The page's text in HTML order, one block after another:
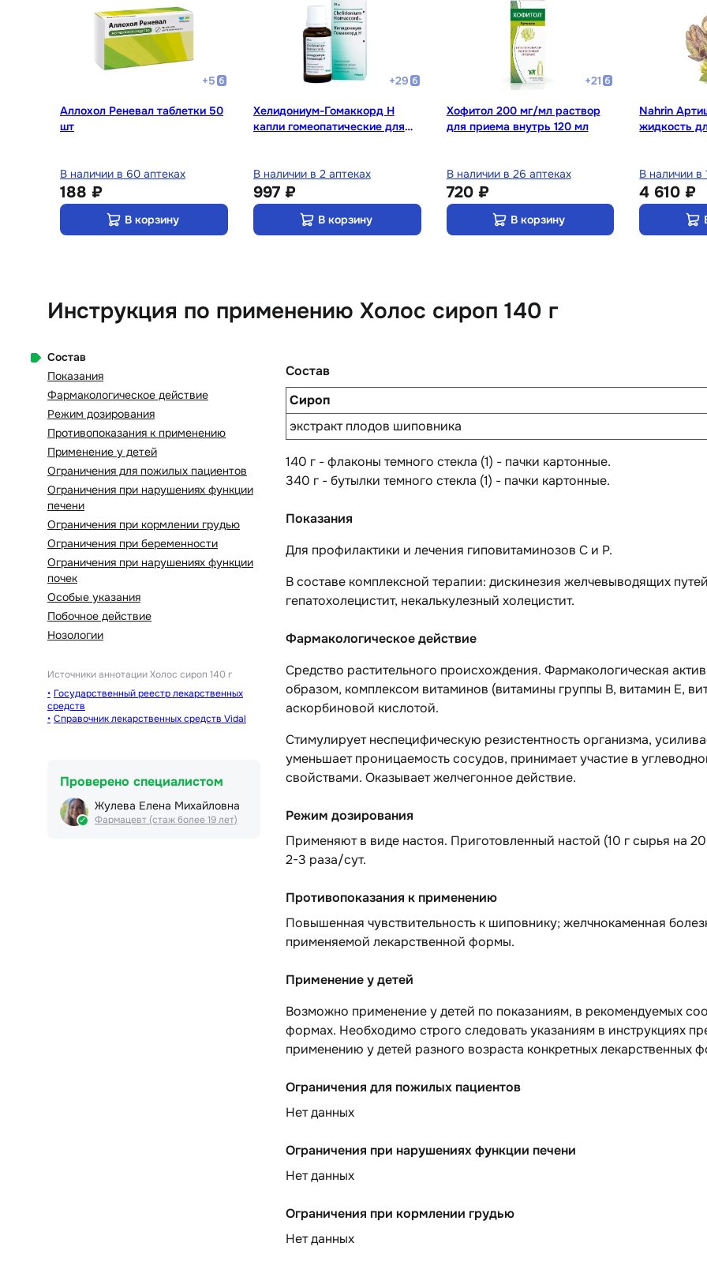
+5
Аллохол Реневал таблетки 50
шт
В наличии в 60 аптеках
188 ₽
В корзину
+29
Хелидониум-Гомаккорд Н
капли гомеопатические для
В наличии в 2 аптеках
997 ₽
В корзину
+21
Хофитол 200 мг/мл раствор
для приема внутрь 120 мл
В наличии в 26 аптеках
720 ₽
В корзину
Nahrin
жидкость
В наличии в
4 610 ₽
Инструкция по применению Холос сироп 140 г
Состав
Показания
Фармакологическое действие
Режим дозирования
Противопоказания к применению
Применение у детей
Ограничения для пожилых пациентов
Ограничения при нарушениях функции
печени
Ограничения при кормлении грудью
Ограничения при беременности
Ограничения при нарушениях функции
почек
Особые указания
Побочное действие
Нозологии
Источники аннотацииХолос сироп 140 г
Государственный реестр лекарственных
средств
Справочник лекарственных средств Vidal
Проверено специалистом
Жулева Елена Михайловна
Фармацевт (стаж более 19 лет)
Состав
Сироп
экстракт плодов шиповника
140 г - флаконы темного стекла (1) - пачки картонные.
340 г - бутылки темного стекла (1) - пачки картонные.
Показания
Для профилактики и лечения гиповитаминозов C и P.
В составе комплексной терапии: дискинезия желчевыводящих
гепатохолецистит, некалькулезный холецистит.
Фармакологическое действие
Средство растительного происхождения. Фармакологическая
образом, комплексом витаминов (витамины группы B, витамин E,
аскорбиновой кислотой.
Стимулирует неспецифическую резистентность организма,
уменьшает проницаемость сосудов, принимает участие в
свойствами. Оказывает желчегонное действие.
Режим дозирования
Применяют в виде настоя. Приготовленный настой (10 г сырья на
2-3 раза/сут.
Противопоказания к применению
Повышенная чувствительность к шиповнику; желчнокаменная
применяемой лекарственной формы.
Применение у детей
Возможно применение у детей по показаниям, в рекомендуемых
формах. Необходимо строго следовать указаниям в инструкциях
применению у детей разного возраста конкретных лекарственных
Ограничения для пожилых пациентов
Нет данных
Ограничения при нарушениях функции печени
Нет данных
Ограничения при кормлении грудью
Нет данных